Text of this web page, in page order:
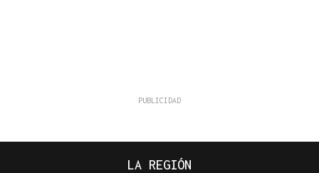
LA REGIÓN